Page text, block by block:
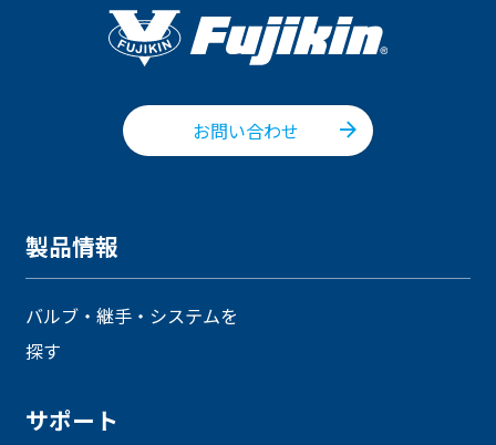
お問い合わせ
製品情報
バルブ・継手・システムを
探す
サポート